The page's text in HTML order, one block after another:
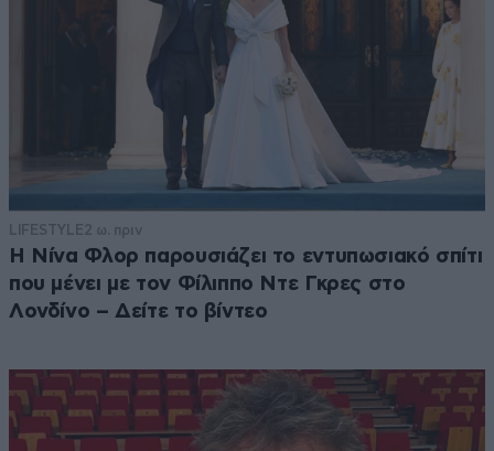
LIFESTYLE 2 ω. πριν
Η Νίνα Φλορ παρουσιάζει το εντυπωσιακό σπίτι
που μένει με τον Φίλιππο Ντε Γκρες στο
Λονδίνο – Δείτε το βίντεο